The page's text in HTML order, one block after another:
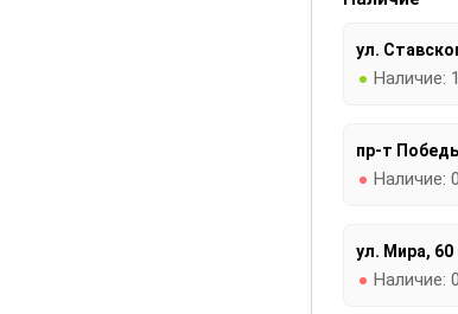
ул.
Наличие:
пр-т
Наличие:
ул. Мира,
Наличие: